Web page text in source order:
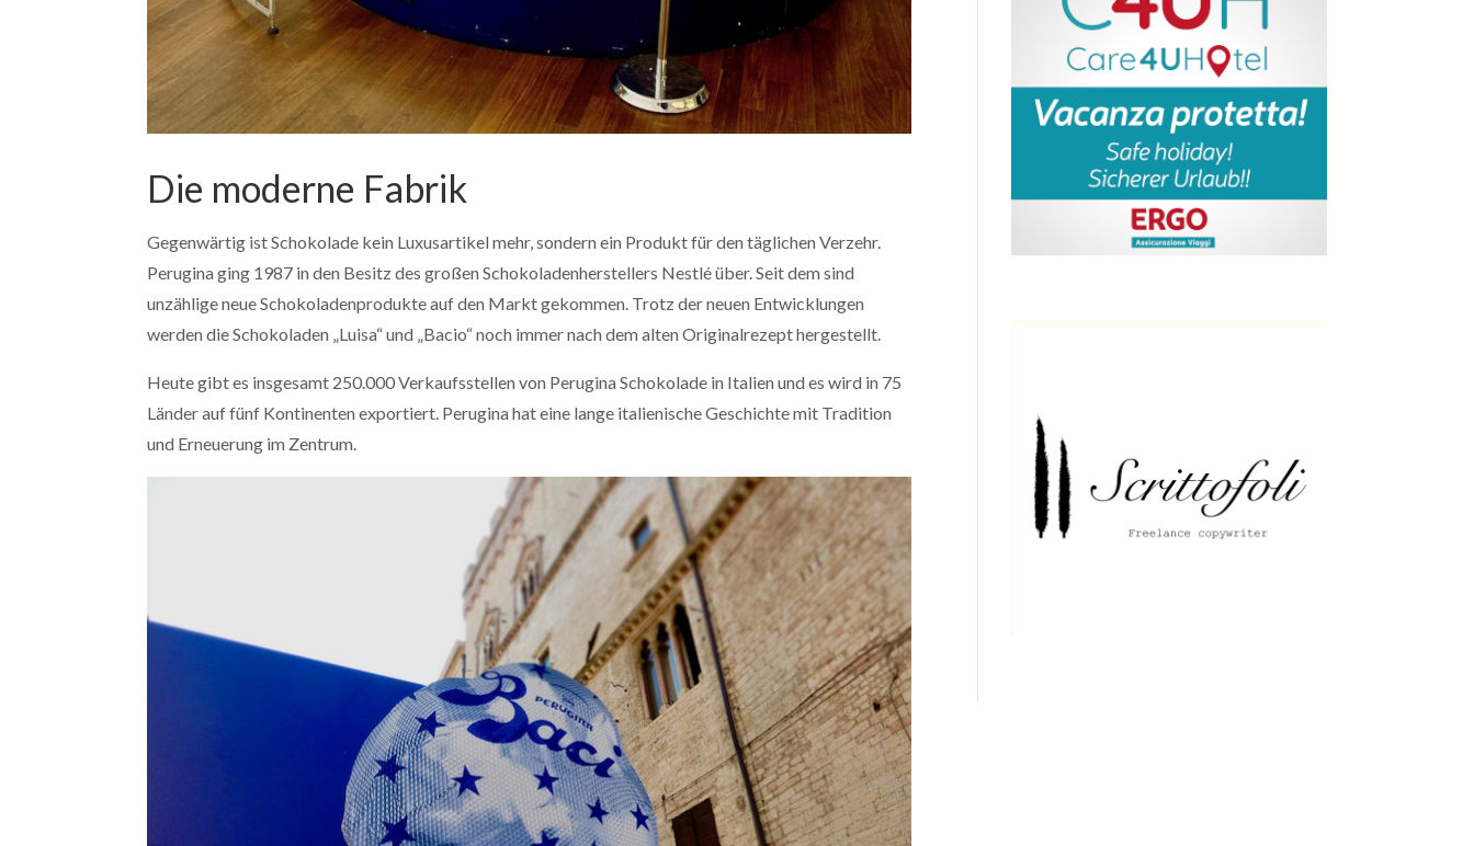
Die moderne Fabrik
Gegenwärtig ist Schokolade kein Luxusartikel mehr, sondern ein Produkt für den täglichen Verzehr.
Perugina ging 1987 in den Besitz des großen Schokoladenherstellers Nestlé über. Seit dem sind
unzählige neue Schokoladenprodukte auf den Markt gekommen. Trotz der neuen Entwicklungen
werden die Schokoladen „Luisa“ und „Bacio“ noch immer nach dem alten Originalrezept hergestellt.
Heute gibt es insgesamt 250.000 Verkaufsstellen von Perugina Schokolade in Italien und es wird in 75
Länder auf fünf Kontinenten exportiert. Perugina hat eine lange italienische Geschichte mit Tradition
und Erneuerung im Zentrum.